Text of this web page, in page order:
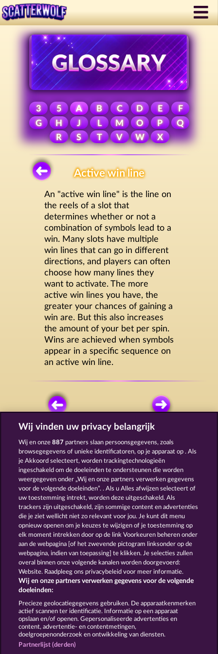
3 5 A B C D E
F
G
H J L M O P
Q
R
S T V W X
Active win line
An "active win line" is the line on
the reels of a slot that
determines whether or not a
combination of symbols lead to a
win. Many slots have multiple
win lines that can go in different
directions, and players can often
choose how many lines they
want to activate. The more
active win lines you have, the
greater your chances of gaining a
win are. But this also increases
the amount of your bet per spin.
Wins are achieved when symbols
appear in a specific sequence on
an active win line.
GRATIS SPELEN
40 SEVENS DEMI GODS V
POSEIDON'S RISING JACK POTTER AND THE BOOK OF DYNASTIES
Algemene voorwaarden Privacyverklaring
Colofon Bedrijf FAQ Facebook
Wij vinden uw privacy belangrijk
Wij en onze887 partners slaan persoonsgegevens, zoals
browsegegevens of unieke identificatoren, op je apparaat op . Als
je Akkoord selecteert, worden trackingtechnologieën
ingeschakeld om de doeleinden te ondersteunen die worden
weergegeven onder „Wij en onze partners verwerken gegevens
voor de volgende doeleinden”. . Als u Alles afwijzen selecteert of
uw toestemming intrekt, worden deze uitgeschakeld. Als
trackers zijn uitgeschakeld, zijn sommige content en advertenties
die je ziet wellicht niet zo relevant voor jou. Je kunt dit menu
opnieuw openen om je keuzes te wijzigen of je toestemming op
elk moment intrekken door op de link Voorkeuren beheren onder
aan de webpagina [of het zwevende pictogram linksonder op de
webpagina, indien van toepassing] te klikken. Je selecties zullen
overal binnen onze volgende kanalen worden doorgevoerd:
Website. Raadpleeg ons privacybeleid voor meer informatie.
Wij en onze partners verwerken gegevens voor de volgende
doeleinden:
Precieze geolocatiegegevens gebruiken. De apparaatkenmerken
actief scannen ter identificatie. Informatie op een apparaat
opslaan en/of openen. Gepersonaliseerde advertenties en
content, advertentie- en contentmetingen,
doelgroepenonderzoek en ontwikkeling van diensten.
Partnerlijst (derden)